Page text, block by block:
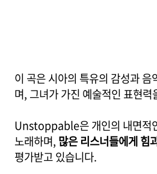
이 곡은 시아의 특유의 감성과 음
며, 그녀가 가진 예술적인 표현
Unstoppable은 개인의 내면적
노래하며, 많은 리스너들에게 힘
평가받고 있습니다.